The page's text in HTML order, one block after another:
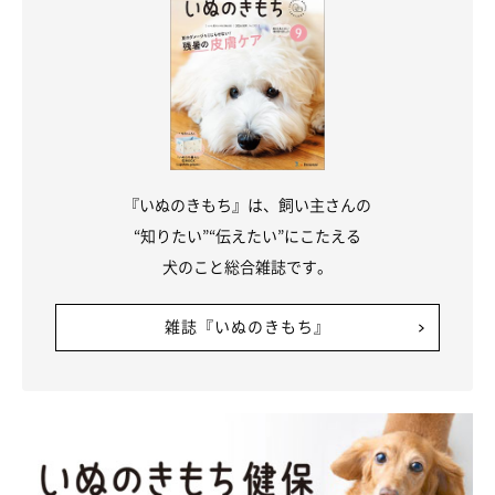
『いぬのきもち』は、飼い主さんの
“知りたい”“伝えたい”にこたえる
犬のこと総合雑誌です。
雑誌『いぬのきもち』